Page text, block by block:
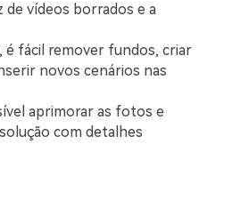
de vídeos borrados e a
é fácil remover fundos, criar
novos cenários nas
aprimorar as fotos e
com detalhes